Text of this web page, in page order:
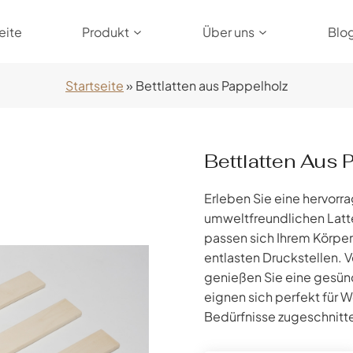
Produkt Über uns
Startseite» Bettlatten aus Pappelholz
Bettlatten Aus
Erleben Sie eine
umweltfreundlichen
passen sich Ihrem
entlasten Druckstellen.
genießen Sie eine
eignen sich perfekt für
Bedürfnisse